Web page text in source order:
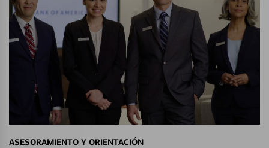
ASESORAMIENTO Y ORIENTACIÓN